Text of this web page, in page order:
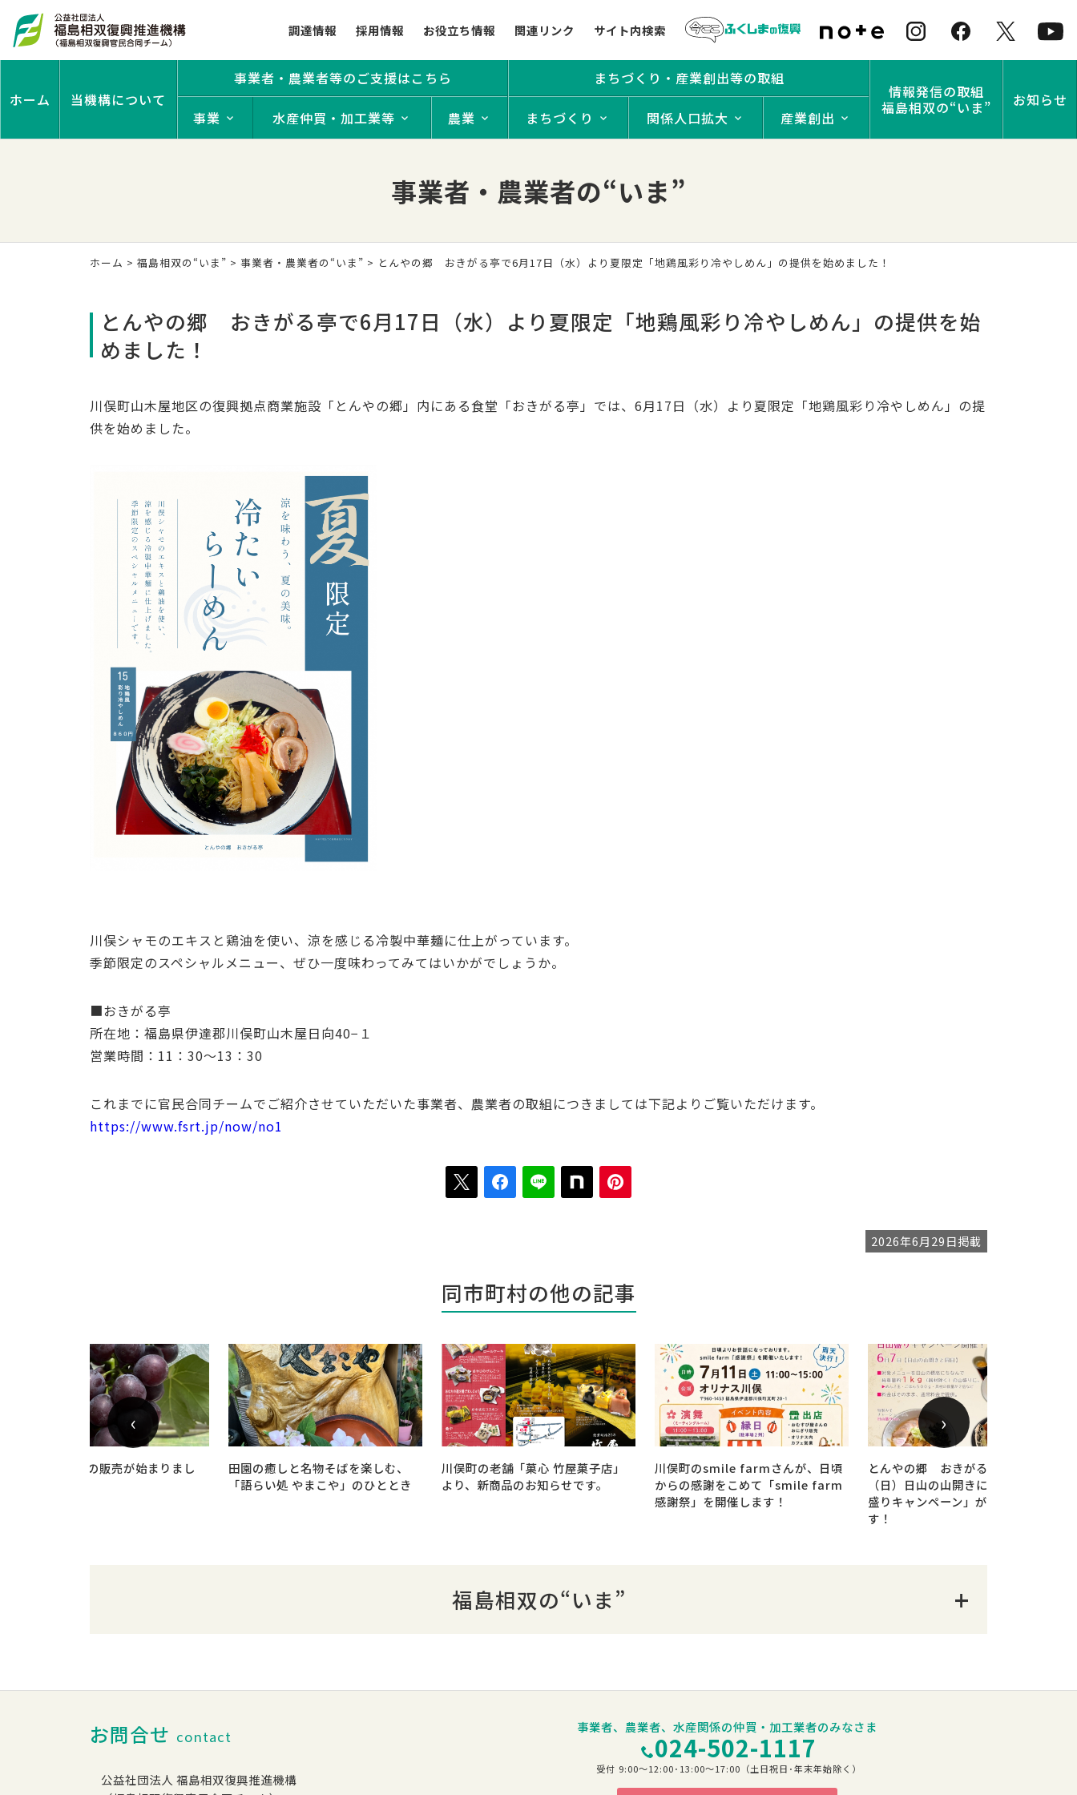
調達情報 採用情報 お役立ち情報 関連リンク サイト内検索
ホーム 当機構について
事業者・農業者等のご支援はこちら
事業 水産仲買・加工業等 農業
まちづくり・産業創出等の取組
まちづくり 関係人口拡大 産業創出
情報発信の取組
福島相双の“いま”
お知らせ
事業者・農業者の“いま”
ホーム > 福島相双の“いま” > 事業者・農業者の“いま” > とんやの郷 おきがる亭で6月17日（水）より夏限定「地鶏風彩り冷やしめん」の提供を始めました！
とんやの郷 おきがる亭で6月17日（水）より夏限定「地鶏風彩り冷やしめん」の提供を始
めました！
川俣町山木屋地区の復興拠点商業施設「とんやの郷」内にある食堂「おきがる亭」では、6月17日（水）より夏限定「地鶏風彩り冷やしめん」の提
供を始めました。
川俣シャモのエキスと鶏油を使い、涼を感じる冷製中華麺に仕上がっています。
季節限定のスペシャルメニュー、ぜひ一度味わってみてはいかがでしょうか。
■おきがる亭
所在地：福島県伊達郡川俣町山木屋日向40−１
営業時間：11：30～13：30
これまでに官民合同チームでご紹介させていただいた事業者、農業者の取組につきましては下記よりご覧いただけます。
https://www.fsrt.jp/now/no1
2026年6月29日掲載
同市町村の他の記事
今年もぶどうの販売が始まりまし
田園の癒しと名物そばを楽しむ、
「語らい処 やまこや」のひととき
川俣町の老舗「菓心 竹屋菓子店」
より、新商品のお知らせです。
川俣町のsmile farmさんが、日頃
からの感謝をこめて「smile farm
感謝祭」を開催します！
とんやの郷 おきがる亭で6月7日
（日）日山の山開きに合わせ「日山
盛りキャンペーン」が開催されま
す！
‹ ›
福島相双の“いま”
お問合せ contact
公益社団法人 福島相双復興推進機構
事業者、農業者、水産関係の仲買・加工業者のみなさま
024-502-1117
受付 9:00～12:00･13:00～17:00（土日祝日･年末年始除く）